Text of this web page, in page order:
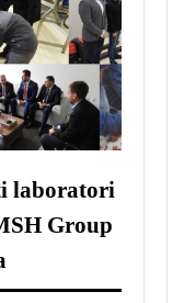
laboratori
Group